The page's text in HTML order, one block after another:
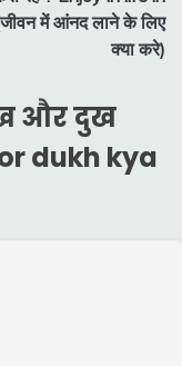
में आंनद लाने के लिए
क्या करे)
और दुख
dukh kya